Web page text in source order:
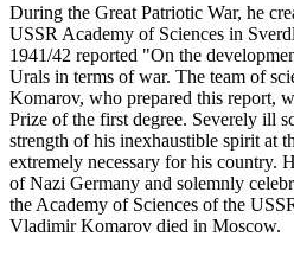
During the Great Patriotic War, he
USSR Academy of Sciences in
1941/42 reported "On the
Urals in terms of war. The team of
Komarov, who prepared this report,
Prize of the first degree. Severely ill
strength of his inexhaustible spirit at
extremely necessary for his country.
of Nazi Germany and solemnly
the Academy of Sciences of the
Vladimir Komarov died in Moscow.